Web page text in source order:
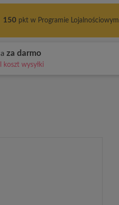
150pkt w Programie Lojalnościowym
za darmo
koszt wysyłki